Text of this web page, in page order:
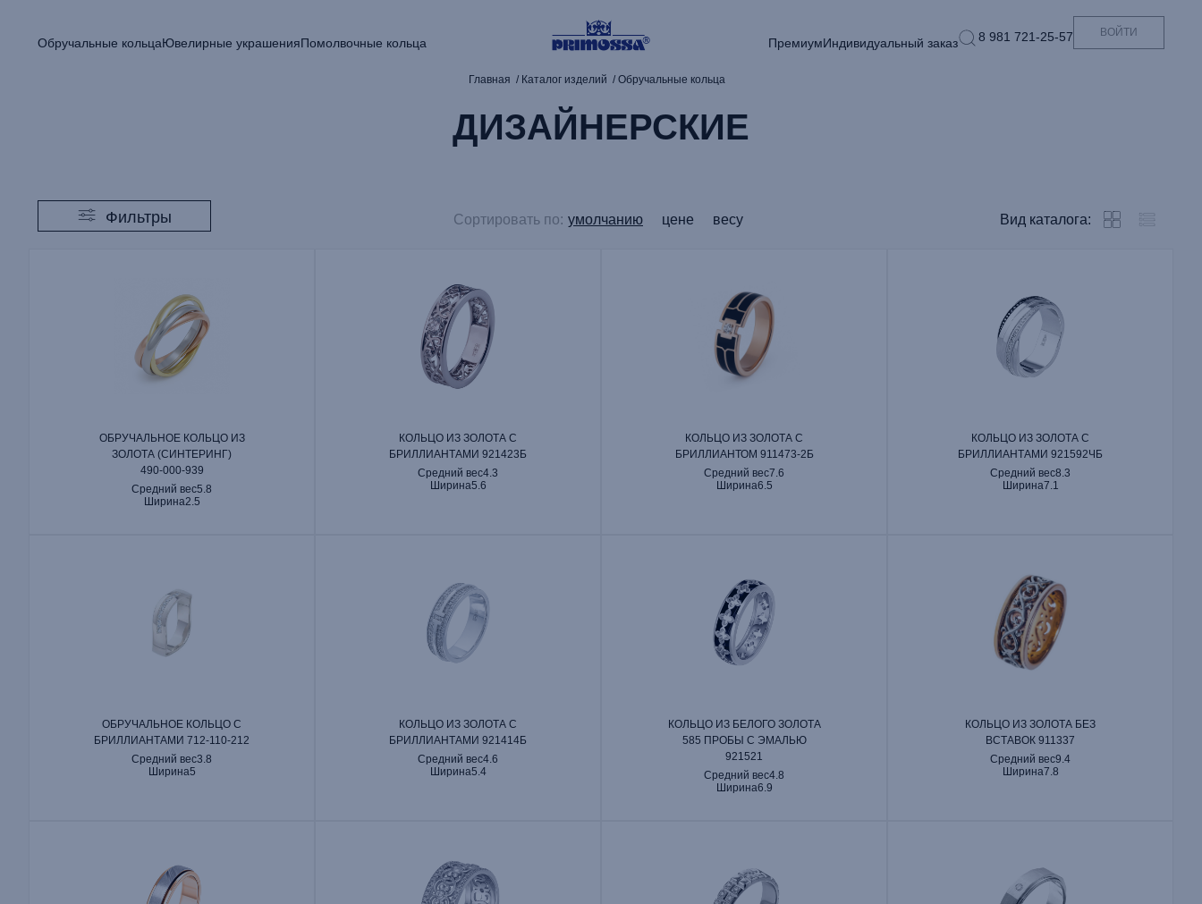
Обручальные кольцаЮвелирные украшенияПомолвочные кольца ПремиумИндивидуальный заказ 8 981 721-25-57 ВОЙТИ
Главная Каталог изделий Обручальные кольца
ДИЗАЙНЕРСКИЕ
Фильтры Сортировать по: умолчанию цене весу Вид каталога:
ОБРУЧАЛЬНОЕ КОЛЬЦО ИЗ
ЗОЛОТА (СИНТЕРИНГ)
490‑000‑939
Средний вес5.8
Ширина2.5
КОЛЬЦО ИЗ ЗОЛОТА С
БРИЛЛИАНТАМИ 921423Б
Средний вес4.3
Ширина5.6
КОЛЬЦО ИЗ ЗОЛОТА С
БРИЛЛИАНТОМ 911473‑2Б
Средний вес7.6
Ширина6.5
КОЛЬЦО ИЗ ЗОЛОТА С
БРИЛЛИАНТАМИ 921592ЧБ
Средний вес8.3
Ширина7.1
ОБРУЧАЛЬНОЕ КОЛЬЦО С
БРИЛЛИАНТАМИ 712‑110‑212
Средний вес3.8
Ширина5
КОЛЬЦО ИЗ ЗОЛОТА С
БРИЛЛИАНТАМИ 921414Б
Средний вес4.6
Ширина5.4
КОЛЬЦО ИЗ БЕЛОГО ЗОЛОТА
585 ПРОБЫ С ЭМАЛЬЮ
921521
Средний вес4.8
Ширина6.9
КОЛЬЦО ИЗ ЗОЛОТА БЕЗ
ВСТАВОК 911337
Средний вес9.4
Ширина7.8